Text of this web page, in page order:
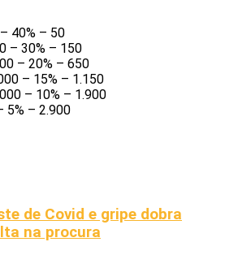
40% – 50
– 30% – 150
– 20% – 650
– 15% – 1.150
– 10% – 1.900
5% – 2.900
de Covid e gripe dobra
na procura